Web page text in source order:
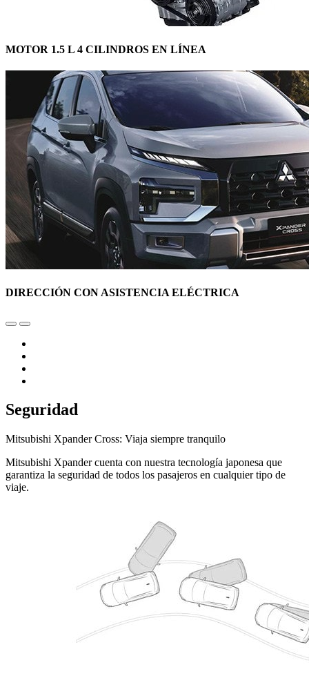
MOTOR 1.5 L 4 CILINDROS EN LÍNEA
DIRECCIÓN CON ASISTENCIA ELÉCTRICA
Seguridad
Mitsubishi Xpander Cross: Viaja siempre tranquilo
Mitsubishi Xpander cuenta con nuestra tecnología japonesa que
garantiza la seguridad de todos los pasajeros en cualquier tipo de
viaje.